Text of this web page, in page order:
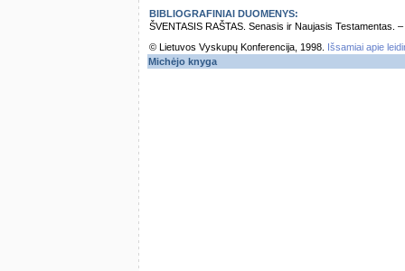
BIBLIOGRAFINIAI DUOMENYS:
ŠVENTASIS RAŠTAS. Senasis ir Naujasis Testamentas.
© Lietuvos Vyskupų Konferencija, 1998.
Išsamiai apie
Michėjo knyga